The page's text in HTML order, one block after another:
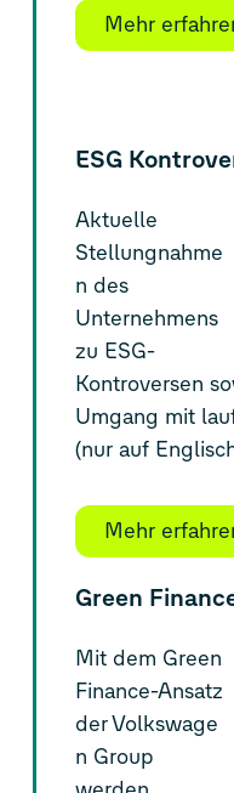
Mehr
ESG
Aktuelle
Stellungnahme
n des
Unternehmens
zu ESG-
Kontroversen
Umgang mit
(nur auf
Mehr
Green
Mit dem Green
Finance-Ansatz
der Volkswage
n Group